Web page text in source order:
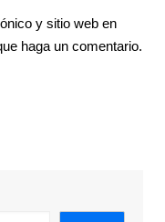
y sitio web en
haga un comentario.